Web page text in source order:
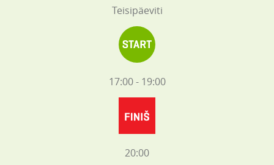
Teisipäeviti
17:00 - 19:00
20:00